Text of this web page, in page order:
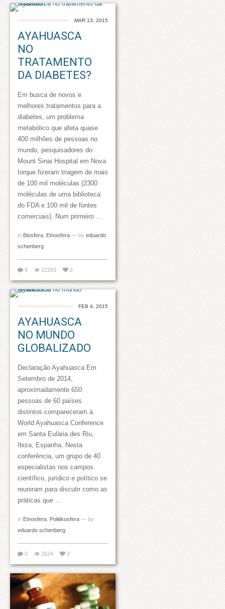
MAR 13, 2015
AYAHUASCA
NO
TRATAMENTO
DA DIABETES?
Em busca de novos e
melhores tratamentos para a
diabetes, um problema
metabólico que afeta quase
400 milhões de pessoas no
mundo, pesquisadores do
Mount Sinai Hospital em Nova
Iorque fizeram triagem de mais
de 100 mil moléculas (2300
moléculas de uma biblioteca
do FDA e 100 mil de fontes
comerciais). Num primeiro ...
in Biosfera Etnosfera — by eduardo
schenberg
8 12283 2
FEB 4, 2015
AYAHUASCA
NO MUNDO
GLOBALIZADO
Declaração Ayahuasca Em
Setembro de 2014,
aproximadamente 650
pessoas de 60 países
distintos compareceram à
World Ayahuasca Conference
em Santa Eulària des Riu,
Ibiza, Espanha. Nesta
conferência, um grupo de 40
especialistas nos campos
científico, jurídico e político se
reuniram para discutir como as
práticas que ...
in Etnosfera Politikosfera — by
eduardo schenberg
0 2624 0